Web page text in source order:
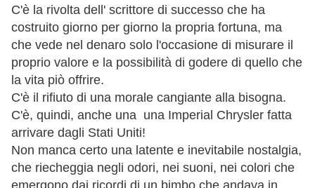
C'è la rivolta dell' scrittore di successo che ha
costruito giorno per giorno la propria fortuna, ma
che vede nel denaro solo l'occasione di misurare il
proprio valore e la possibilità di godere di quello che
la vita piò offrire.
C'è il rifiuto di una morale cangiante alla bisogna.
C'è, quindi, anche una una Imperial Chrysler fatta
arrivare dagli Stati Uniti!
Non manca certo una latente e inevitabile nostalgia,
che riecheggia negli odori, nei suoni, nei colori che
emergono dai ricordi di un bimbo che andava in